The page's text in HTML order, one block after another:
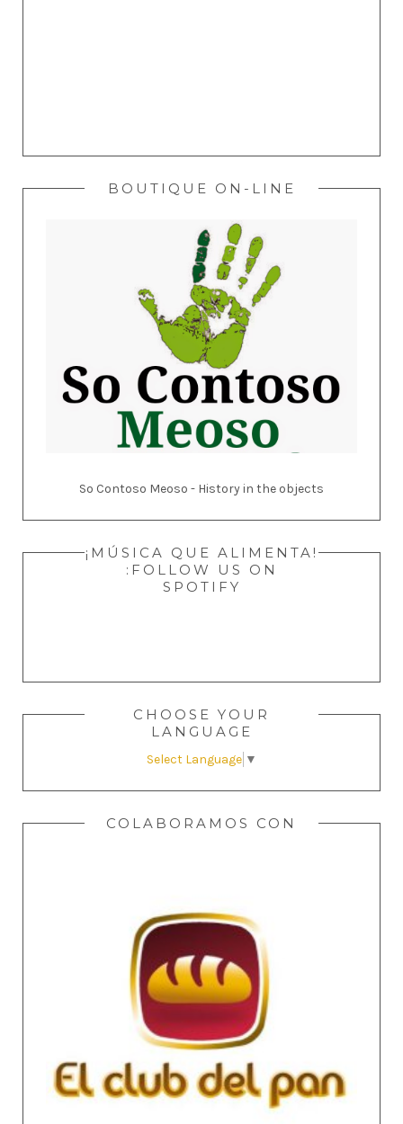
BOUTIQUE ON-LINE
So Contoso Meoso - History in the objects
¡MÚSICA QUE ALIMENTA!
:FOLLOW US ON
SPOTIFY
CHOOSE YOUR
LANGUAGE
Select Language ▼
COLABORAMOS CON